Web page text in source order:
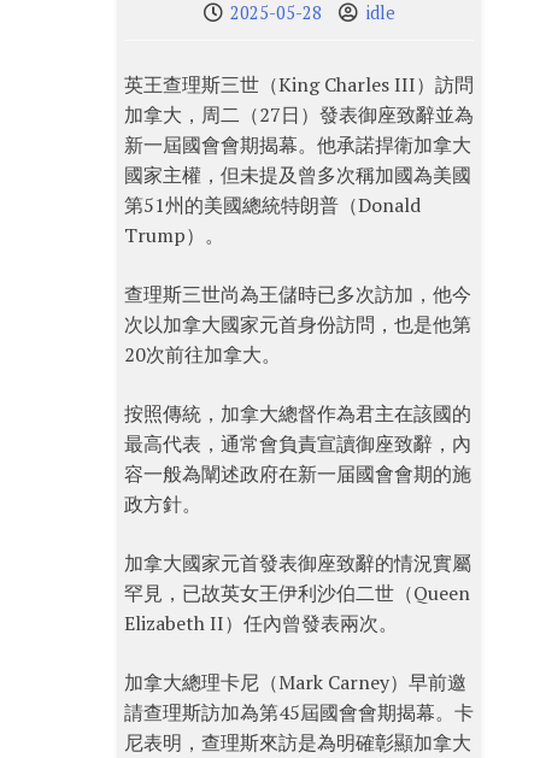
2025-05-28 idle
英王查理斯三世（King Charles III）訪問
加拿大，周二（27日）發表御座致辭並為
新一屆國會會期揭幕。他承諾捍衛加拿大
國家主權，但未提及曾多次稱加國為美國
第51州的美國總統特朗普（Donald
Trump）。
查理斯三世尚為王儲時已多次訪加，他今
次以加拿大國家元首身份訪問，也是他第
20次前往加拿大。
按照傳統，加拿大總督作為君主在該國的
最高代表，通常會負責宣讀御座致辭，內
容一般為闡述政府在新一届國會會期的施
政方針。
加拿大國家元首發表御座致辭的情況實屬
罕見，已故英女王伊利沙伯二世（Queen
Elizabeth II）任內曾發表兩次。
加拿大總理卡尼（Mark Carney）早前邀
請查理斯訪加為第45屆國會會期揭幕。卡
尼表明，查理斯來訪是為明確彰顯加拿大